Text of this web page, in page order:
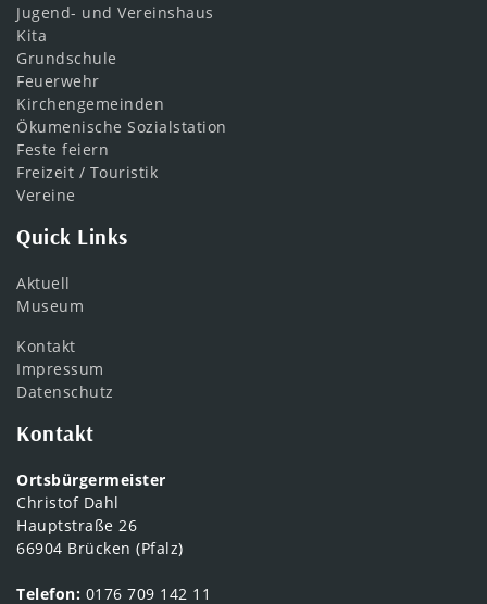
Jugend- und Vereinshaus
Kita
Grundschule
Feuerwehr
Kirchengemeinden
Ökumenische Sozialstation
Feste feiern
Freizeit / Touristik
Vereine
Quick Links
Aktuell
Museum
Kontakt
Impressum
Datenschutz
Kontakt
Ortsbürgermeister
Christof Dahl
Hauptstraße 26
66904 Brücken (Pfalz)
Telefon: 0176 709 142 11